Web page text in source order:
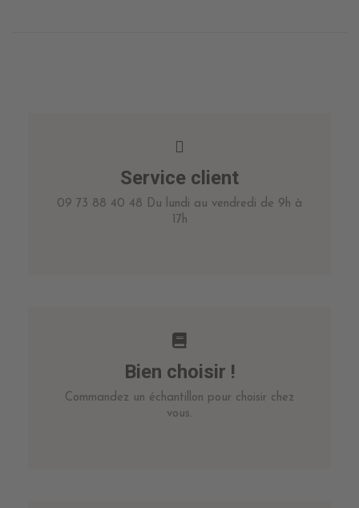
Service client
09 73 88 40 48 Du lundi au vendredi de 9h à
17h
Bien choisir !
Commandez un échantillon pour choisir chez
vous.